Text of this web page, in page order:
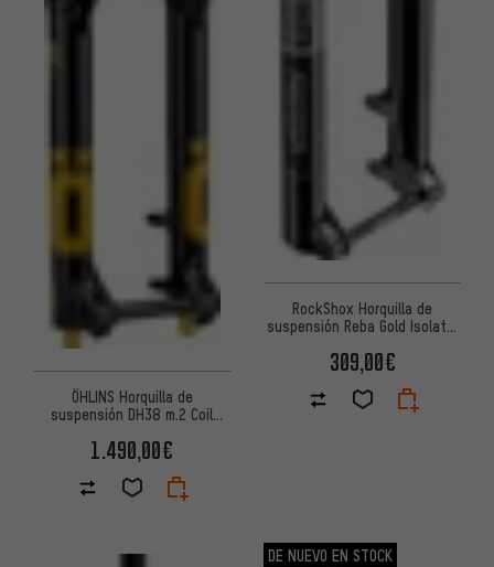
ÖHLINS Horquilla de
suspensión DH38 m.2 Coil
1.490,00€
RockShox Horquilla de
suspensión Reba Gold Isolator
309,00€
DE NUEVO EN STOCK